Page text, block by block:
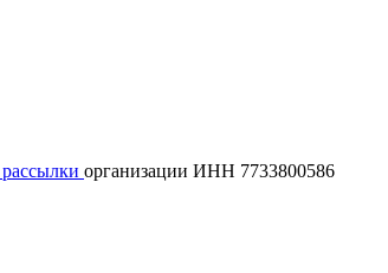
организации ИНН 7733800586